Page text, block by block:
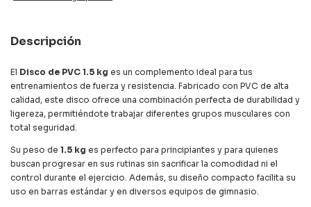
Descripción
El Disco de PVC 1.5 kg es un complemento ideal para tus
entrenamientos de fuerza y resistencia. Fabricado con PVC de alta
calidad, este disco ofrece una combinación perfecta de durabilidad y
ligereza, permitiéndote trabajar diferentes grupos musculares con
total seguridad.
Su peso de 1.5 kg es perfecto para principiantes y para quienes
buscan progresar en sus rutinas sin sacrificar la comodidad ni el
control durante el ejercicio. Además, su diseño compacto facilita su
uso en barras estándar y en diversos equipos de gimnasio.